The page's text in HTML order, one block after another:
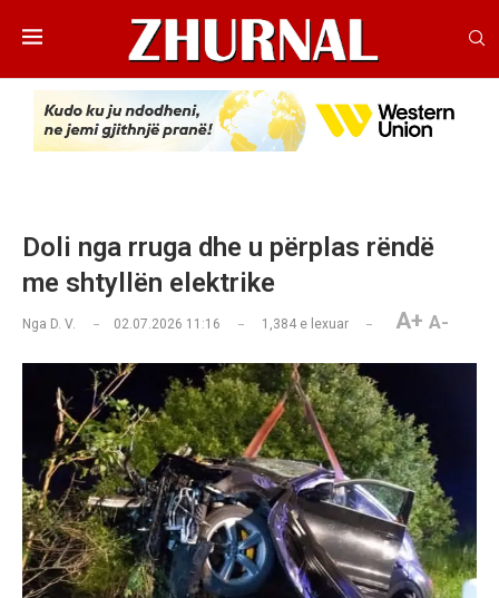
Doli nga rruga dhe u përplas rëndë
me shtyllën elektrike
Nga D. V. 02.07.2026 11:16 1,384 e lexuar A+ A-